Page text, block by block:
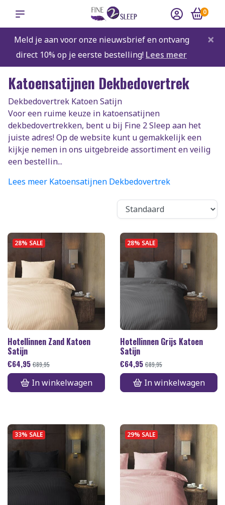
0
Meld je aan voor onze nieuwsbrief en ontvang
direct 10% op je eerste bestelling! Lees meer
×
Katoensatijnen Dekbedovertrek
Dekbedovertrek Katoen Satijn
Voor een ruime keuze in katoensatijnen
dekbedovertrekken, bent u bij Fine 2 Sleep aan het
juiste adres! Op de website kunt u gemakkelijk een
kijkje nemen in ons uitgebreide assortiment en veilig
een bestellin...
Lees meer Katoensatijnen Dekbedovertrek
28% SALE
Hotellinnen Zand Katoen
Satijn
€64,95 €89,95
In winkelwagen
28% SALE
Hotellinnen Grijs Katoen
Satijn
€64,95 €89,95
In winkelwagen
33% SALE 29% SALE